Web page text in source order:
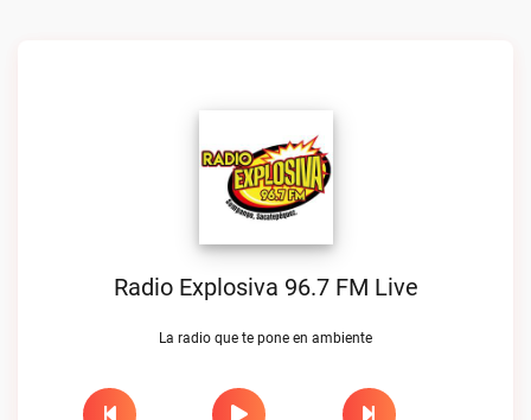
Radio Explosiva 96.7 FM Live
La radio que te pone en ambiente